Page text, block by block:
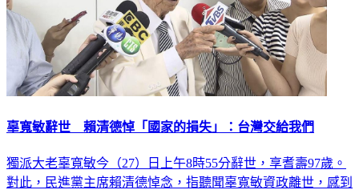
辜寬敏辭世 賴清德悼「國家的損失」：台灣交給我們
獨派大老辜寬敏今（27）日上午8時55分辭世，享耆壽97歲。
對此，民進黨主席賴清德悼念，指聽聞辜寬敏資政離世，感到